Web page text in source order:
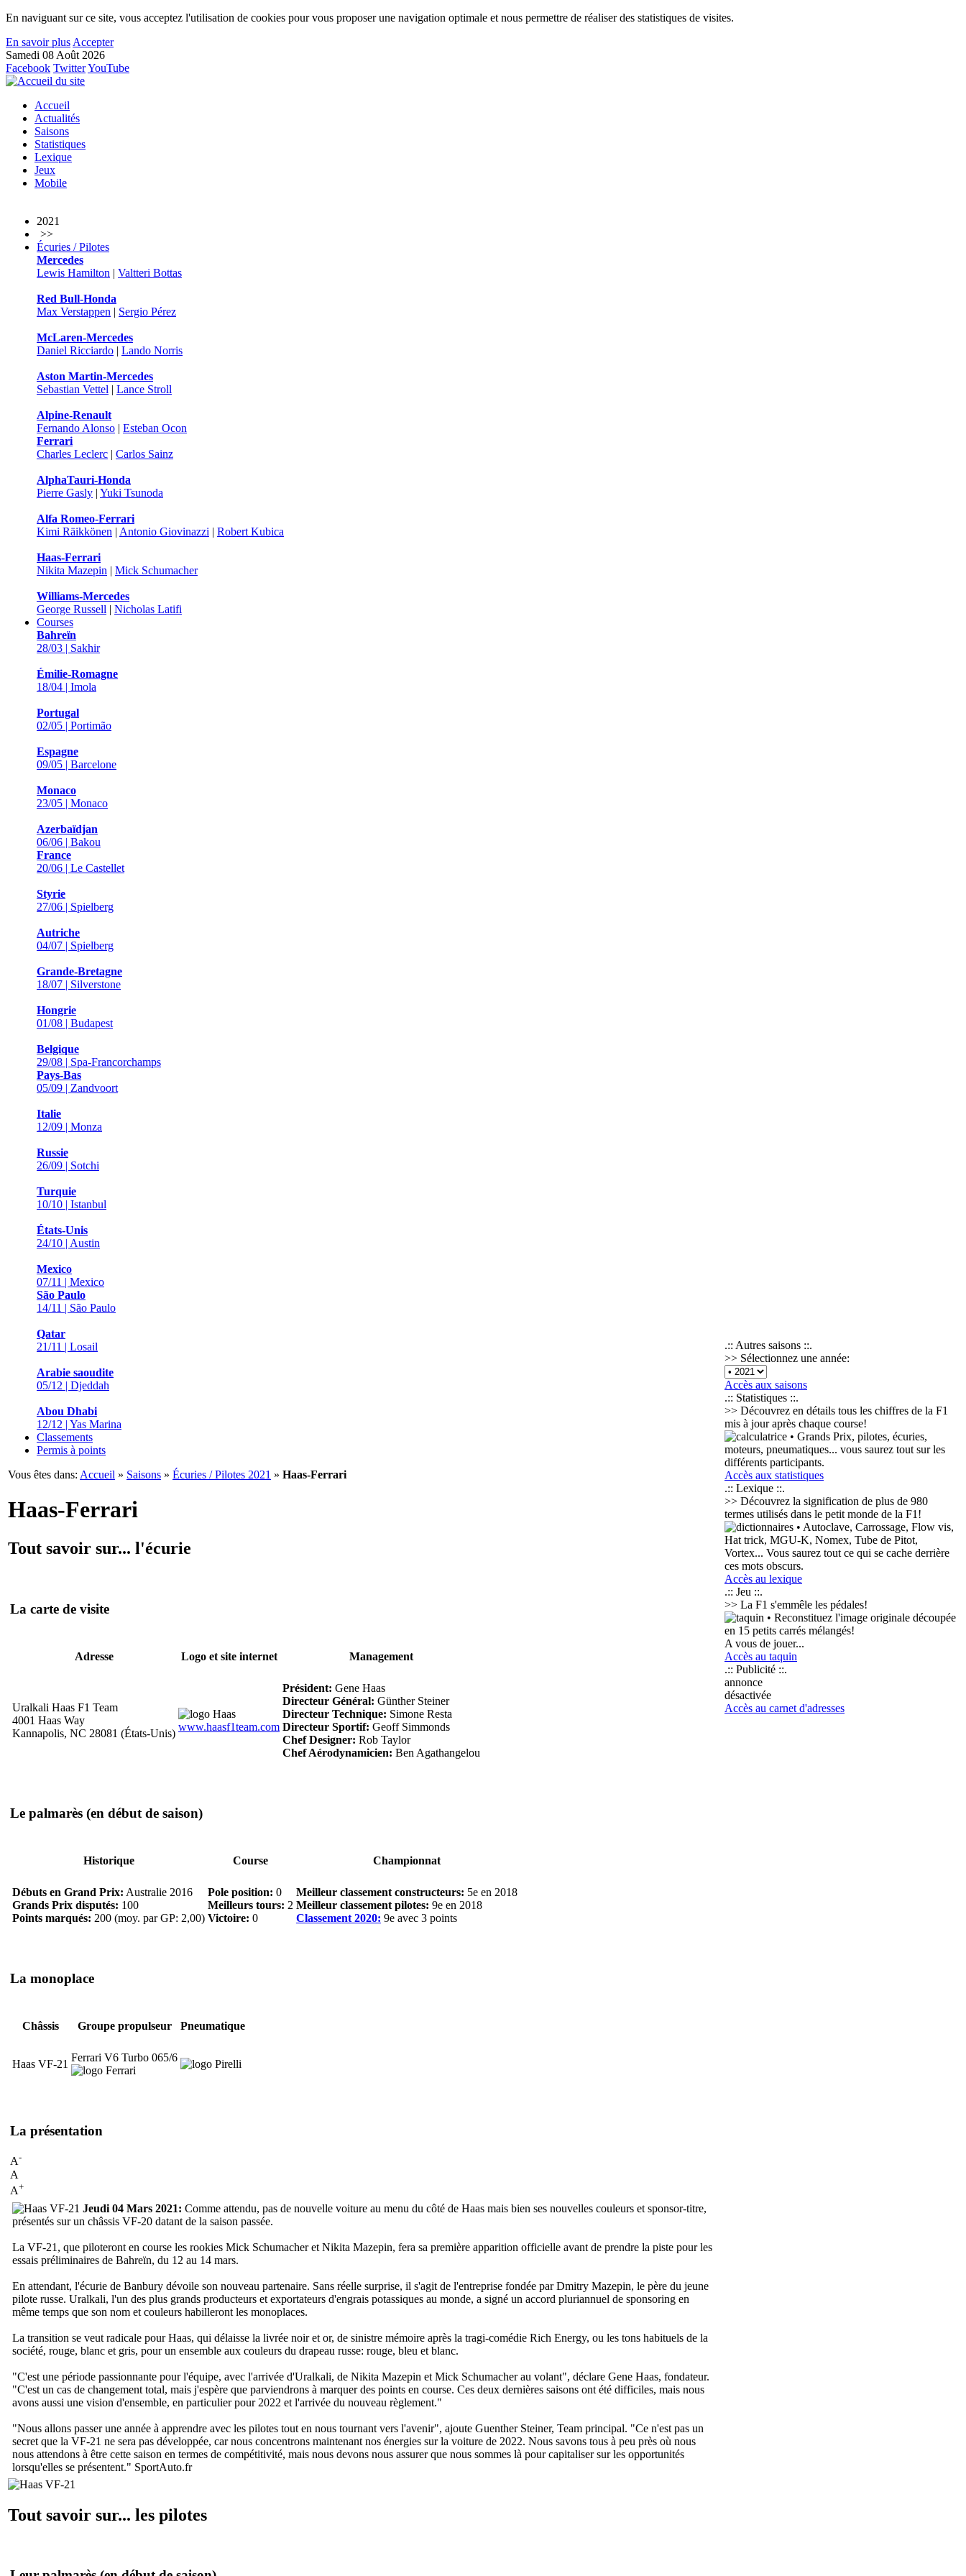
En naviguant sur ce site, vous acceptez l'utilisation de cookies pour vous proposer une navigation optimale et nous permettre de réaliser des statistiques de visites.
En savoir plus Accepter
Samedi 08 Août 2026
Facebook TwitterYouTube
Accueil
Actualités
Saisons
Statistiques
Lexique
Jeux
Mobile
2021
>>
Écuries / Pilotes
Mercedes
Lewis Hamilton | Valtteri Bottas
Red Bull-Honda
Max Verstappen | Sergio Pérez
McLaren-Mercedes
Daniel Ricciardo | Lando Norris
Aston Martin-Mercedes
Sebastian Vettel | Lance Stroll
Alpine-Renault
Fernando Alonso | Esteban Ocon
Ferrari
Charles Leclerc | Carlos Sainz
AlphaTauri-Honda
Pierre Gasly | Yuki Tsunoda
Alfa Romeo-Ferrari
Kimi Räikkönen | Antonio Giovinazzi | Robert Kubica
Haas-Ferrari
Nikita Mazepin | Mick Schumacher
Williams-Mercedes
George Russell | Nicholas Latifi
Courses
Bahreïn
28/03 | Sakhir
Émilie-Romagne
18/04 | Imola
Portugal
02/05 | Portimão
Espagne
09/05 | Barcelone
Monaco
23/05 | Monaco
Azerbaïdjan
06/06 | Bakou
France
20/06 | Le Castellet
Styrie
27/06 | Spielberg
Autriche
04/07 | Spielberg
Grande-Bretagne
18/07 | Silverstone
Hongrie
01/08 | Budapest
Belgique
29/08 | Spa-Francorchamps
Pays-Bas
05/09 | Zandvoort
Italie
12/09 | Monza
Russie
26/09 | Sotchi
Turquie
10/10 | Istanbul
États-Unis
24/10 | Austin
Mexico
07/11 | Mexico
São Paulo
14/11 | São Paulo
Qatar
21/11 | Losail
Arabie saoudite
05/12 | Djeddah
Abou Dhabi
12/12 | Yas Marina
Classements
Permis à points
Vous êtes dans: Accueil » Saisons » Écuries / Pilotes 2021 » Haas-Ferrari
Haas-Ferrari
Tout savoir sur... l'écurie
La carte de visite
Adresse Logo et site internet Management
Uralkali Haas F1 Team
4001 Haas Way
Kannapolis, NC 28081 (États-Unis)
www.haasf1team.com
Président: Gene Haas
Directeur Général: Günther Steiner
Directeur Technique: Simone Resta
Directeur Sportif: Geoff Simmonds
Chef Designer: Rob Taylor
Chef Aérodynamicien: Ben Agathangelou
Le palmarès (en début de saison)
Historique Course Championnat
Débuts en Grand Prix: Australie 2016
Grands Prix disputés: 100
Points marqués: 200 (moy. par GP: 2,00)
Pole position: 0
Meilleurs tours: 2
Victoire: 0
Meilleur classement constructeurs: 5e en 2018
Meilleur classement pilotes: 9e en 2018
Classement 2020: 9e avec 3 points
La monoplace
Châssis Groupe propulseur Pneumatique
Haas VF-21
Ferrari V6 Turbo 065/6
La présentation
A-
A
A+
Jeudi 04 Mars 2021: Comme attendu, pas de nouvelle voiture au menu du côté de Haas mais bien ses nouvelles couleurs et sponsor-titre,
présentés sur un châssis VF-20 datant de la saison passée.
La VF-21, que piloteront en course les rookies Mick Schumacher et Nikita Mazepin, fera sa première apparition officielle avant de prendre la piste pour les
essais préliminaires de Bahreïn, du 12 au 14 mars.
En attendant, l'écurie de Banbury dévoile son nouveau partenaire. Sans réelle surprise, il s'agit de l'entreprise fondée par Dmitry Mazepin, le père du jeune
pilote russe. Uralkali, l'un des plus grands producteurs et exportateurs d'engrais potassiques au monde, a signé un accord pluriannuel de sponsoring en
même temps que son nom et couleurs habilleront les monoplaces.
La transition se veut radicale pour Haas, qui délaisse la livrée noir et or, de sinistre mémoire après la tragi-comédie Rich Energy, ou les tons habituels de la
société, rouge, blanc et gris, pour un ensemble aux couleurs du drapeau russe: rouge, bleu et blanc.
"C'est une période passionnante pour l'équipe, avec l'arrivée d'Uralkali, de Nikita Mazepin et Mick Schumacher au volant", déclare Gene Haas, fondateur.
"C'est un cas de changement total, mais j'espère que parviendrons à marquer des points en course. Ces deux dernières saisons ont été difficiles, mais nous
avons aussi une vision d'ensemble, en particulier pour 2022 et l'arrivée du nouveau règlement."
"Nous allons passer une année à apprendre avec les pilotes tout en nous tournant vers l'avenir", ajoute Guenther Steiner, Team principal. "Ce n'est pas un
secret que la VF-21 ne sera pas développée, car nous concentrons maintenant nos énergies sur la voiture de 2022. Nous savons tous à peu près où nous
nous attendons à être cette saison en termes de compétitivité, mais nous devons nous assurer que nous sommes là pour capitaliser sur les opportunités
lorsqu'elles se présentent." SportAuto.fr
Tout savoir sur... les pilotes
.:: Autres saisons ::.
>> Sélectionnez une année:
Accès aux saisons
.:: Statistiques ::.
>> Découvrez en détails tous les chiffres de la F1
mis à jour après chaque course!
• Grands Prix, pilotes, écuries,
moteurs, pneumatiques... vous saurez tout sur les
différents participants.
Accès aux statistiques
.:: Lexique ::.
>> Découvrez la signification de plus de 980
termes utilisés dans le petit monde de la F1!
• Autoclave, Carrossage, Flow vis,
Hat trick, MGU-K, Nomex, Tube de Pitot,
Vortex... Vous saurez tout ce qui se cache derrière
ces mots obscurs.
Accès au lexique
.:: Jeu ::.
>> La F1 s'emmêle les pédales!
• Reconstituez l'image originale découpée
en 15 petits carrés mélangés!
A vous de jouer...
Accès au taquin
.:: Publicité ::.
annonce
désactivée
Accès au carnet d'adresses